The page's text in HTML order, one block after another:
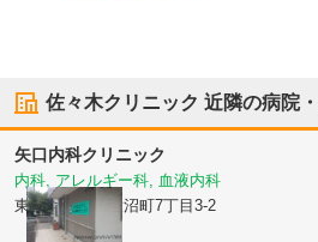
佐々木クリニック 近隣の病院
矢口内科クリニック
内科, アレルギー科, 血液内科
東京都小平市大沼町7丁目3-2